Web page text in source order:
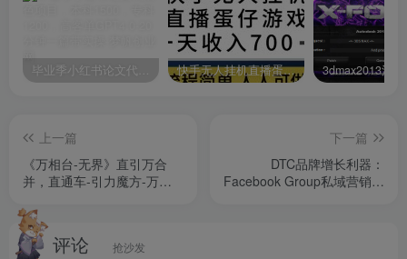
毕业季小红书论文代润色项目，本科1500，专科1200，高客单GPT4.0-20分钟一篇带实操 快手无人挂机直播蛋仔游戏，一天收入700+流程简单人人可做（送10G素材）
上一篇
《万相台-无界》直引万合
并，直通车-引力魔方-万相
下一篇
DTC品牌增长利器：
Facebook Group私域营销，
评论 抢沙发